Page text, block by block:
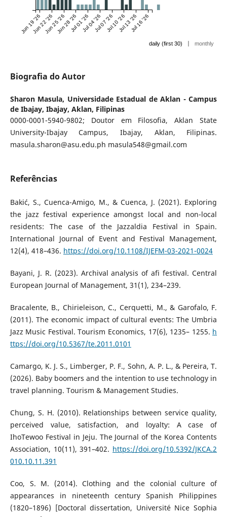
Jun 19 '26Jun 22 '26Jun 25 '26Jun 28 '26Jul 01 '26Jul 04 '26Jul 07 '26Jul 10 '26Jul 13 '26Jul 16 '26
daily (first 30) | monthly
Biografia do Autor
Sharon Masula, Universidade Estadual de Aklan - Campus
de Ibajay, Ibajay, Aklan, Filipinas
0000-0001-5940-9802; Doutor em Filosofia, Aklan State
University-Ibajay Campus, Ibajay, Aklan, Filipinas.
masula.sharon@asu.edu.ph masula548@gmail.com
Referências
Bakić, S., Cuenca-Amigo, M., & Cuenca, J. (2021). Exploring
the jazz festival experience amongst local and non-local
residents: The case of the Jazzaldia Festival in Spain.
International Journal of Event and Festival Management,
12(4), 418–436. https://doi.org/10.1108/IJEFM-03-2021-0024
Bayani, J. R. (2023). Archival analysis of afi festival. Central
European Journal of Management, 31(1), 234–239.
Bracalente, B., Chirieleison, C., Cerquetti, M., & Garofalo, F.
(2011). The economic impact of cultural events: The Umbria
Jazz Music Festival. Tourism Economics, 17(6), 1235– 1255. h
ttps://doi.org/10.5367/te.2011.0101
Camargo, K. J. S., Limberger, P. F., Sohn, A. P. L., & Pereira, T.
(2026). Baby boomers and the intention to use technology in
travel planning. Tourism & Management Studies.
Chung, S. H. (2010). Relationships between service quality,
perceived value, satisfaction, and loyalty: A case of
IhoTewoo Festival in Jeju. The Journal of the Korea Contents
Association, 10(11), 391–402. https://doi.org/10.5392/JKCA.2
010.10.11.391
Coo, S. M. (2014). Clothing and the colonial culture of
appearances in nineteenth century Spanish Philippines
(1820–1896) [Doctoral dissertation, Université Nice Sophia